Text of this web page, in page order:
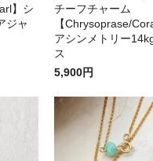
】シ
ジャ
チーフチャーム
【Chrysoprase/
アシンメトリー
ス
5,900円